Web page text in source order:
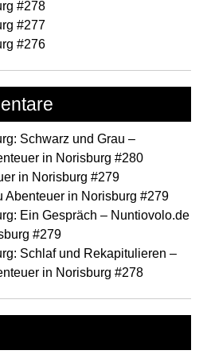
#278
#277
#276
Schwarz und Grau –
in Norisburg #280
in Norisburg #279
Abenteuer in Norisburg #279
Ein Gespräch – Nuntiovolo.de
#279
Schlaf und Rekapitulieren –
in Norisburg #278